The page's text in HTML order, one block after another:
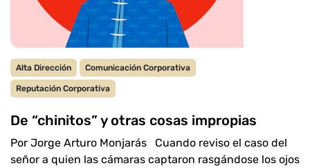
Alta Dirección Comunicación Corporativa
Reputación Corporativa
De “chinitos” y otras cosas impropias
Por Jorge Arturo Monjarás Cuando reviso el caso del
señor a quien las cámaras captaron rasgándose los ojos